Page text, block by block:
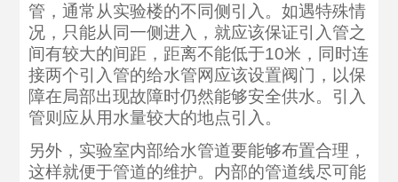
管，通常从实验楼的不同侧引入。如遇特殊情
况，只能从同一侧进入，就应该保证引入管之
间有较大的间距，距离不能低于10米，同时连
接两个引入管的给水管网应该设置阀门，以保
障在局部出现故障时仍然能够安全供水。引入
管则应从用水量较大的地点引入。
另外，实验室内部给水管道要能够布置合理，
这样就便于管道的维护。内部的管道线尽可能